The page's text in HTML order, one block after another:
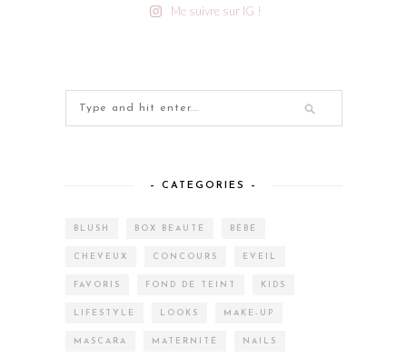
Me suivre sur IG !
– CATEGORIES –
BLUSH BOX BEAUTÉ BÉBÉ
CHEVEUX CONCOURS EVEIL
FAVORIS FOND DE TEINT KIDS
LIFESTYLE LOOKS MAKE-UP
MASCARA MATERNITÉ NAILS